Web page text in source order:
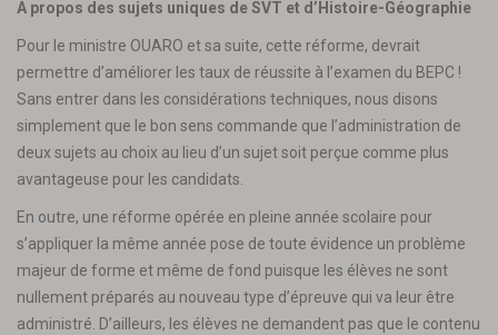
A propos des sujets uniques de SVT et d’Histoire-Géographie
Pour le ministre OUARO et sa suite, cette réforme, devrait
permettre d’améliorer les taux de réussite à l’examen du BEPC !
Sans entrer dans les considérations techniques, nous disons
simplement que le bon sens commande que l’administration de
deux sujets au choix au lieu d’un sujet soit perçue comme plus
avantageuse pour les candidats.
En outre, une réforme opérée en pleine année scolaire pour
s’appliquer la même année pose de toute évidence un problème
majeur de forme et même de fond puisque les élèves ne sont
nullement préparés au nouveau type d’épreuve qui va leur être
administré. D’ailleurs, les élèves ne demandent pas que le contenu